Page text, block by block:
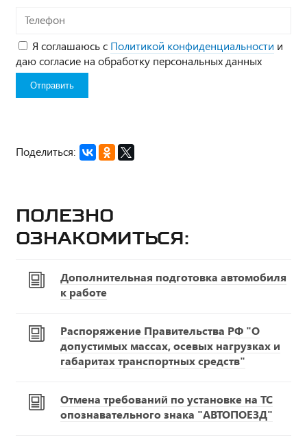
Телефон
Я соглашаюсь с Политикой конфиденциальности и
даю согласие на обработку персональных данных
Поделиться:
Полезно
ознакомиться:
Дополнительная подготовка автомобиля
к работе
Распоряжение Правительства РФ "О
допустимых массах, осевых нагрузках и
габаритах транспортных средств"
Отмена требований по установке на ТС
опознавательного знака "АВТОПОЕЗД"